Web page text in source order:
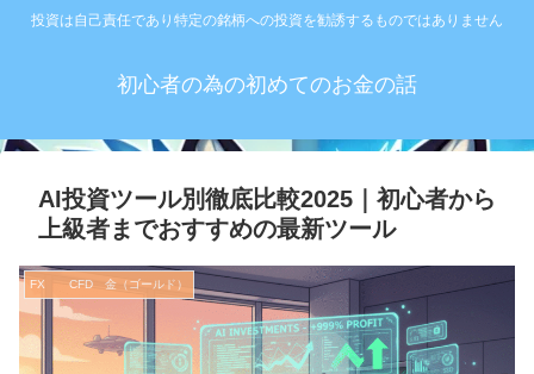
投資は自己責任であり特定の銘柄への投資を勧誘するものではありません
初心者の為の初めてのお金の話
AI投資ツール別徹底比較2025｜初心者から
上級者までおすすめの最新ツール
FX CFD 金（ゴールド）